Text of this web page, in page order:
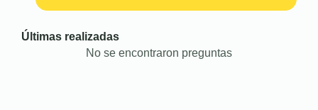
Últimas realizadas
No se encontraron preguntas